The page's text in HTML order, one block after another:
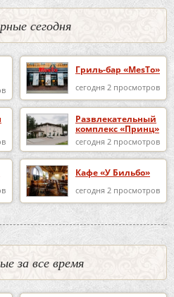
сегодня
Гриль-бар «MesTo»
сегодня 2 просмотров
Развлекательный
комплекс «Принц»
сегодня 2 просмотров
Кафе «У Бильбо»
сегодня 2 просмотров
за все время